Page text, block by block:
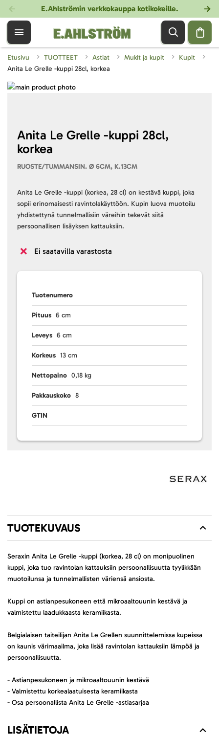
E.Ahlströmin verkkokauppa kotikokeille.
Etusivu TUOTTEET Astiat Mukit ja kupit
Kupit
Anita Le Grelle -kuppi 28cl, korkea
Anita Le Grelle -kuppi 28cl,
korkea
RUOSTE/TUMMANSIN. Ø 6CM, K.13CM
Anita Le Grelle -kuppi (korkea, 28 cl) on kestävä kuppi, joka
sopii erinomaisesti ravintolakäyttöön. Kupin luova muotoilu
yhdistettynä tunnelmallisiin väreihin tekevät siitä
persoonallisen lisäyksen kattauksiin.
Ei saatavilla varastosta
Tuotenumero
Pituus 6 cm
Leveys 6 cm
Korkeus 13 cm
Nettopaino 0,18 kg
Pakkauskoko 8
GTIN
Skip
images
gallery
beginning
images
TUOTEKUVAUS
Seraxin Anita Le Grelle -kuppi (korkea, 28 cl) on monipuolinen
kuppi, joka tuo ravintolan kattauksiin persoonallisuutta tyylikkään
muotoilunsa ja tunnelmallisten väriensä ansiosta.
Kuppi on astianpesukoneen että mikroaaltouunin kestävä ja
valmistettu laadukkaasta keramiikasta.
Belgialaisen taiteilijan Anita Le Grellen suunnittelemissa kupeissa
on kaunis värimaailma, joka lisää ravintolan kattauksiin lämpöä ja
persoonallisuutta.
- Astianpesukoneen ja mikroaaltouunin kestävä
- Valmistettu korkealaatuisesta keramiikasta
- Osa persoonallista Anita Le Grelle -astiasarjaa
LISÄTIETOJA